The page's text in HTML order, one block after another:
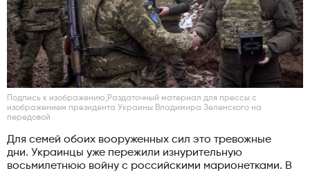
Подпись к изображению,Раздаточный материал для прессы с
изображением президента Украины Владимира Зеленского на
передовой
Для семей обоих вооруженных сил это тревожные
дни. Украинцы уже пережили изнурительную
восьмилетнюю войну с российскими марионетками. В